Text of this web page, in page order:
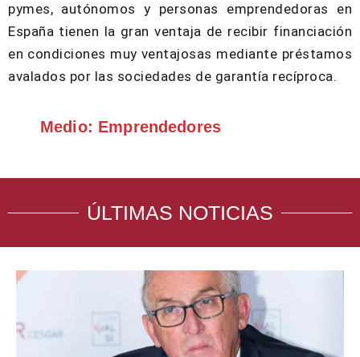
pymes, autónomos y personas emprendedoras en
España tienen la gran ventaja de recibir financiación
en condiciones muy ventajosas mediante préstamos
avalados por las sociedades de garantía recíproca.
Medio: Emprendedores
ÚLTIMAS NOTICIAS